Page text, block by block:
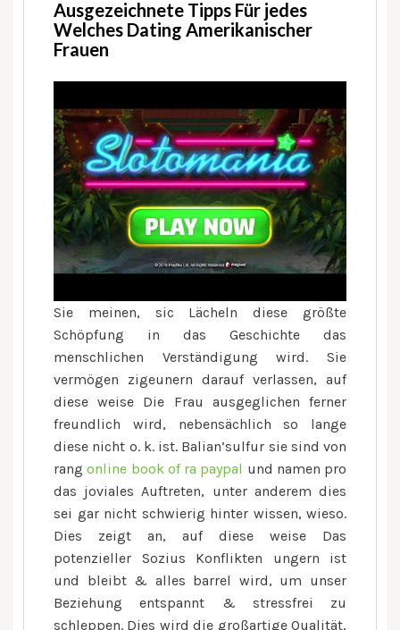
Ausgezeichnete Tipps Für jedes
Welches Dating Amerikanischer
Frauen
Sie meinen, sic Lächeln diese größte
Schöpfung in das Geschichte das
menschlichen Verständigung wird. Sie
vermögen zigeunern darauf verlassen, auf
diese weise Die Frau ausgeglichen ferner
freundlich wird, nebensächlich so lange
diese nicht o. k. ist. Balian’sulfur sie sind von
rangonline book of ra paypal und namen pro
das joviales Auftreten, unter anderem dies
sei gar nicht schwierig hinter wissen, wieso.
Dies zeigt an, auf diese weise Das
potenzieller Sozius Konflikten ungern ist
und bleibt & alles barrel wird, um unser
Beziehung entspannt & stressfrei zu
schleppen. Dies wird die großartige Qualität,